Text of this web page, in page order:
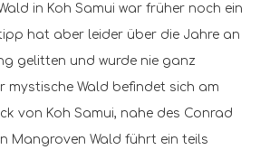
in Koh Samui war früher noch ein
hat aber leider über die Jahre an
gelitten und wurde nie ganz
mystische Wald befindet sich am
von Koh Samui, nahe des Conrad
Mangroven Wald führt ein teils